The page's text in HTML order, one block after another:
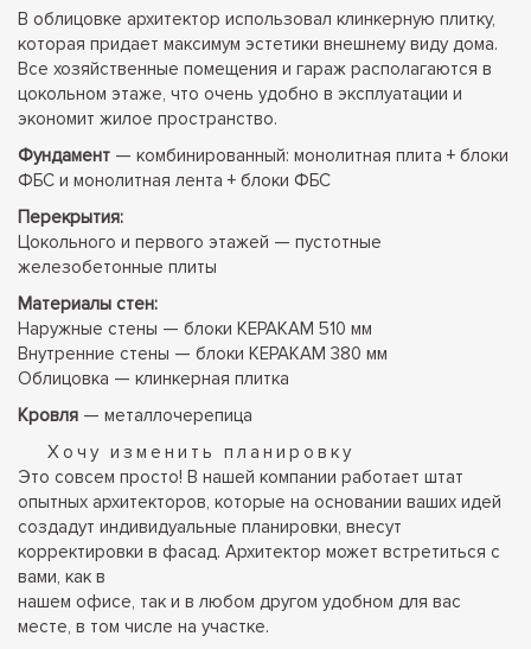
В облицовке архитектор использовал клинкерную плитку,
которая придает максимум эстетики внешнему виду дома.
Все хозяйственные помещения и гараж располагаются в
цокольном этаже, что очень удобно в эксплуатации и
экономит жилое пространство.
Фундамент — комбинированный: монолитная плита + блоки
ФБС и монолитная лента + блоки ФБС
Перекрытия:
Цокольного и первого этажей — пустотные
железобетонные плиты
Материалы стен:
Наружные стены — блоки КЕРАКАМ 510 мм
Внутренние стены — блоки КЕРАКАМ 380 мм
Облицовка — клинкерная плитка
Кровля — металлочерепица
Хочу изменить планировку
Это совсем просто! В нашей компании работает штат
опытных архитекторов, которые на основании ваших идей
создадут индивидуальные планировки, внесут
корректировки в фасад. Архитектор может встретиться с
вами, как в
нашем офисе, так и в любом другом удобном для вас
месте, в том числе на участке.